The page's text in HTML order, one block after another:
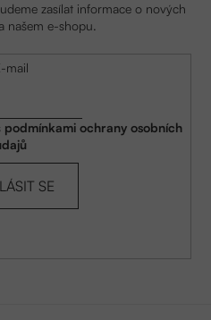
zasílat informace o nových
našem e-shopu.
mail
podmínkami ochrany osobních
SE